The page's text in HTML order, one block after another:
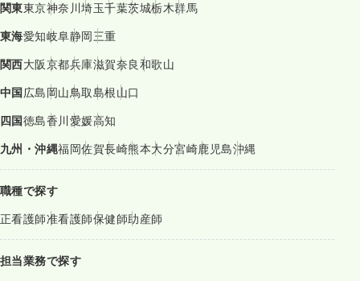
関東東京神奈川埼玉千葉茨城栃木群馬
東海愛知岐阜静岡三重
関西大阪京都兵庫滋賀奈良和歌山
中国広島岡山鳥取島根山口
四国徳島香川愛媛高知
九州・沖縄福岡佐賀長崎熊本大分宮崎鹿児島沖縄
職種で探す
正看護師准看護師保健師助産師
担当業務で探す